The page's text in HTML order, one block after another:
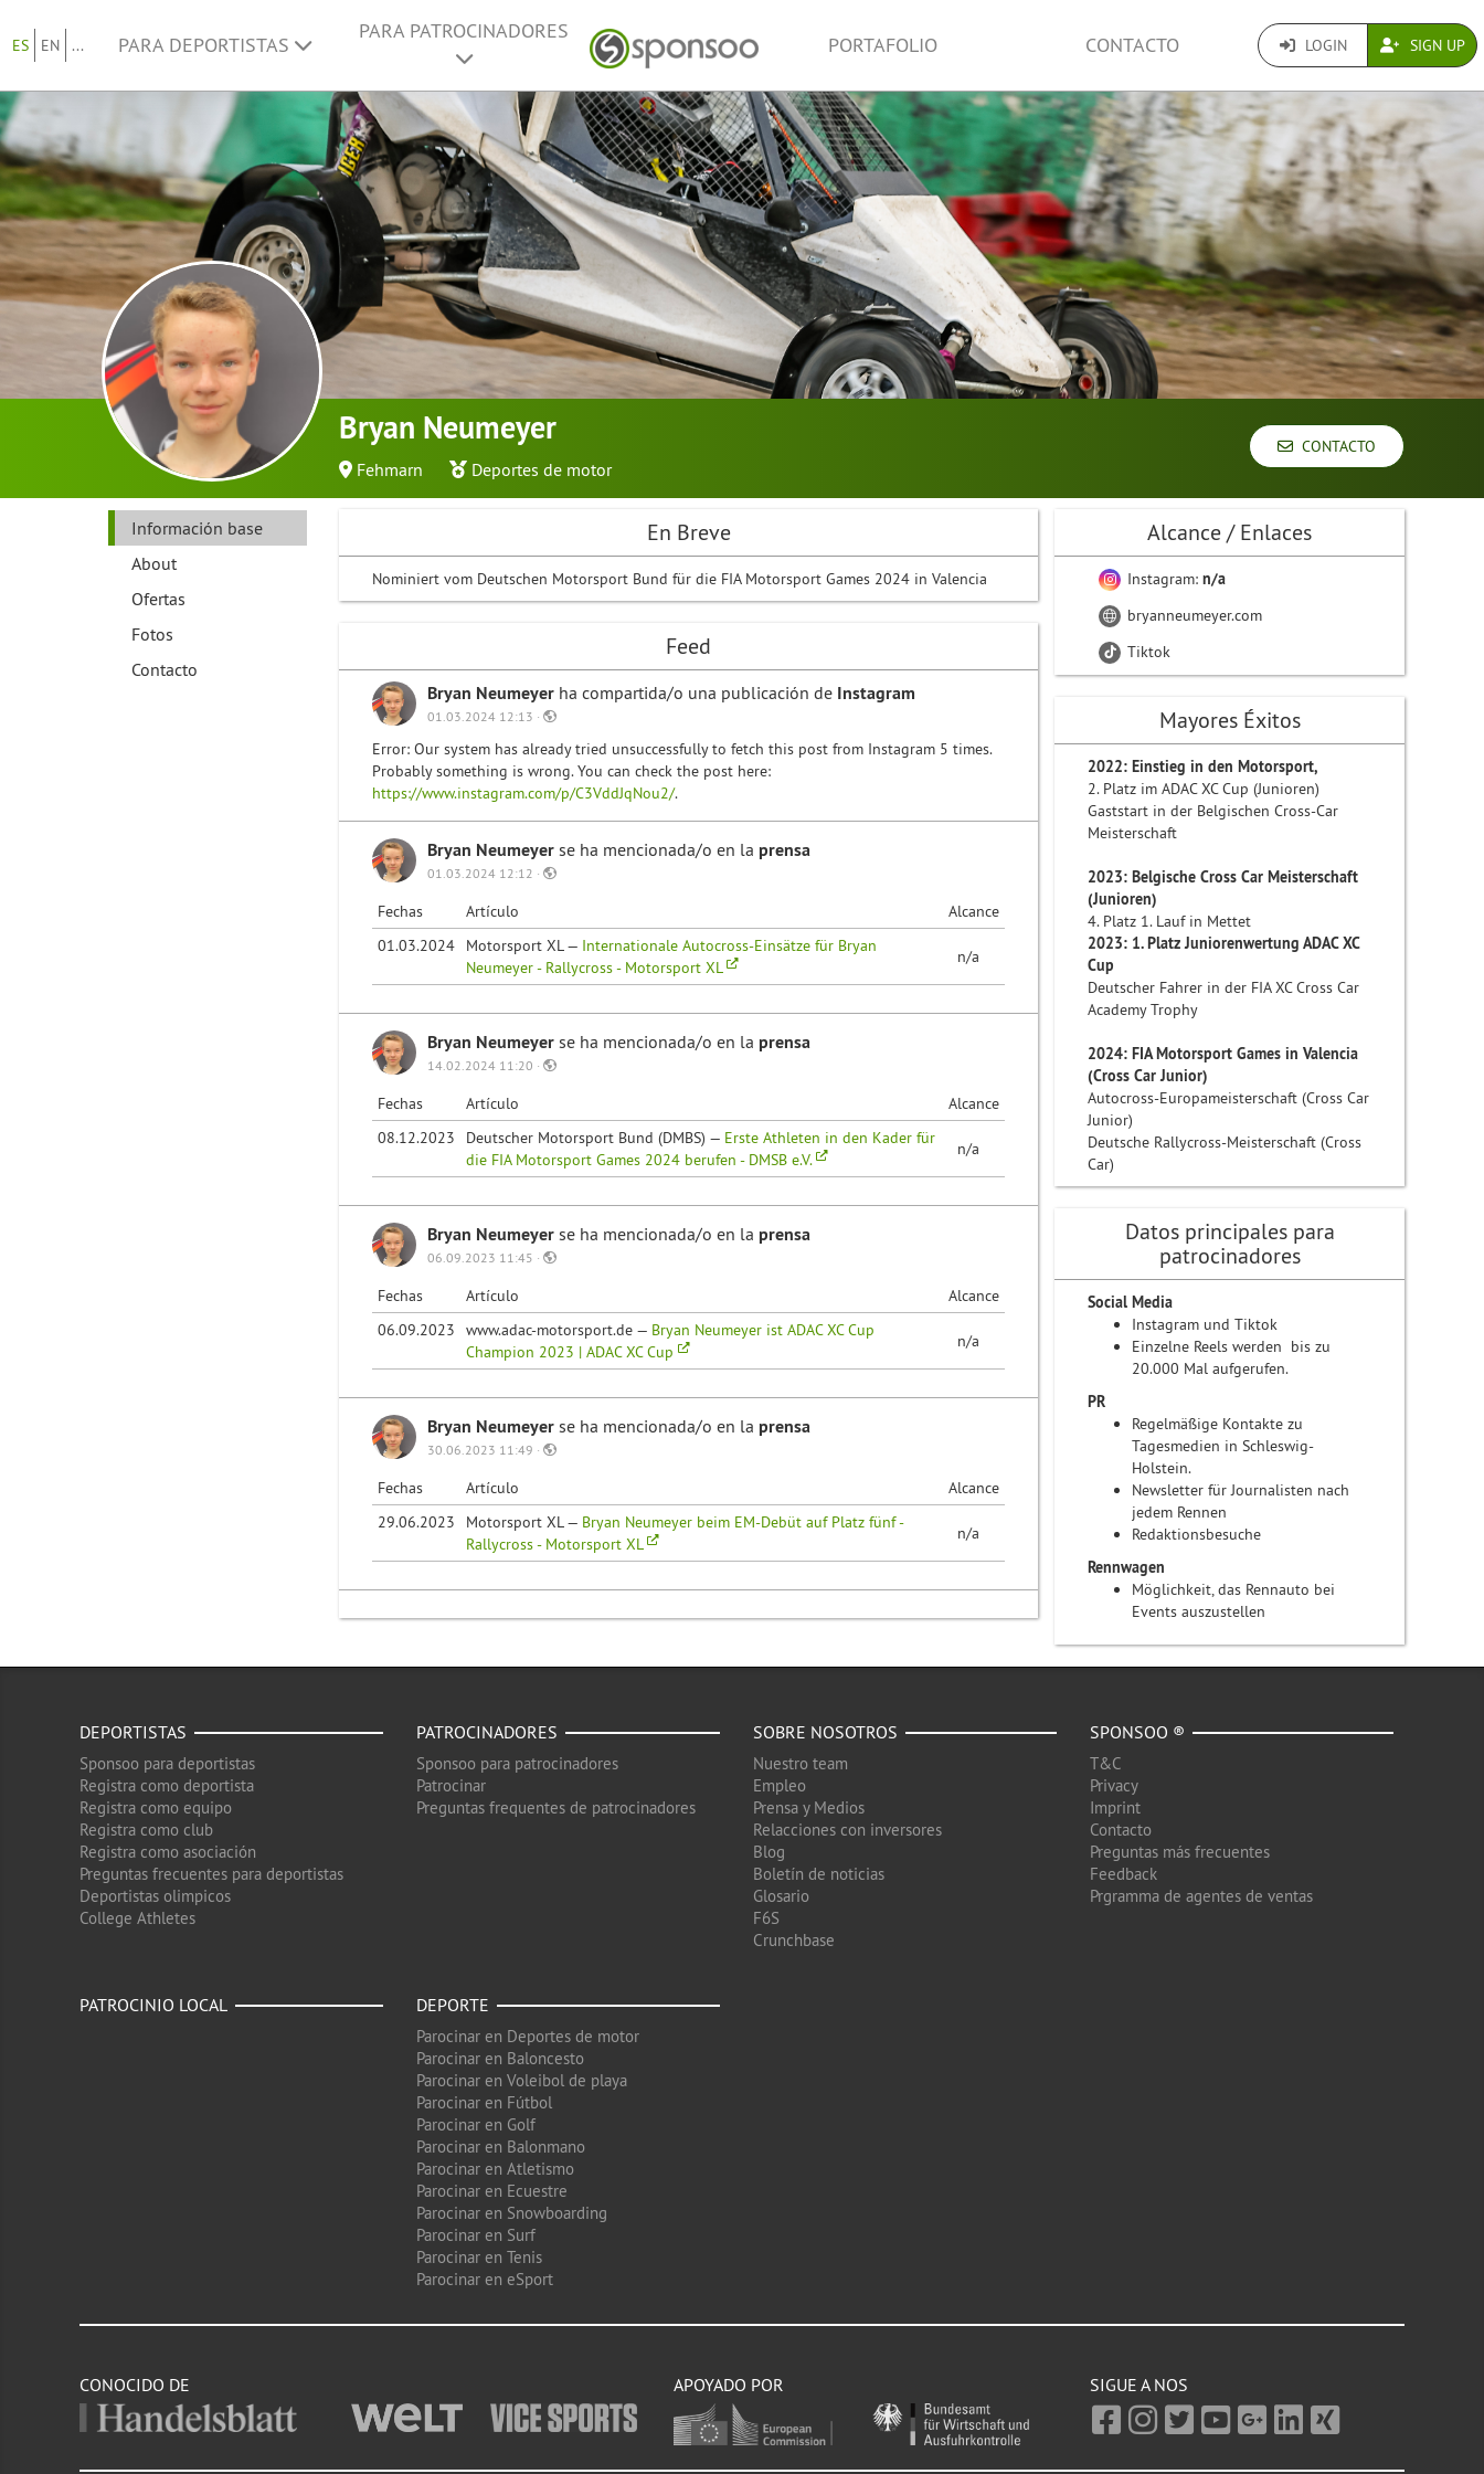
ES EN ... PARA DEPORTISTAS
PARA PATROCINADORES
PORTAFOLIO CONTACTO LOGIN SIGN UP
Bryan Neumeyer
Fehmarn Deportes de motor
CONTACTO
Información base
About
Ofertas
Fotos
Contacto
En Breve
Nominiert vom Deutschen Motorsport Bund für die FIA Motorsport Games 2024 in Valencia
Feed
Bryan Neumeyer ha compartida/o una publicación de Instagram
01.03.2024 12:13 ·
Error: Our system has already tried unsuccessfully to fetch this post from Instagram 5 times.
Probably something is wrong. You can check the post here:
https://www.instagram.com/p/C3VddJqNou2/.
Bryan Neumeyer se ha mencionada/o en la prensa
01.03.2024 12:12 ·
Fechas Artículo
Alcance
01.03.2024
Motorsport XL — Internationale Autocross-Einsätze für Bryan
Neumeyer - Rallycross - Motorsport XL
n/a
Bryan Neumeyer se ha mencionada/o en la prensa
14.02.2024 11:20 ·
Fechas Artículo
Alcance
08.12.2023
Deutscher Motorsport Bund (DMBS) — Erste Athleten in den Kader für
die FIA Motorsport Games 2024 berufen - DMSB e.V.
n/a
Bryan Neumeyer se ha mencionada/o en la prensa
06.09.2023 11:45 ·
Fechas Artículo
Alcance
06.09.2023
www.adac-motorsport.de — Bryan Neumeyer ist ADAC XC Cup
Champion 2023 | ADAC XC Cup
n/a
Bryan Neumeyer se ha mencionada/o en la prensa
30.06.2023 11:49 ·
Fechas Artículo
Alcance
29.06.2023
Motorsport XL — Bryan Neumeyer beim EM-Debüt auf Platz fünf -
Rallycross - Motorsport XL
n/a
Alcance / Enlaces
Instagram:n/a
bryanneumeyer.com
Tiktok
Mayores Éxitos
2022: Einstieg in den Motorsport,
2. Platz im ADAC XC Cup (Junioren)
Gaststart in der Belgischen Cross-Car
Meisterschaft
2023: Belgische Cross Car Meisterschaft
(Junioren)
4. Platz 1. Lauf in Mettet
2023: 1. Platz Juniorenwertung ADAC XC
Cup
Deutscher Fahrer in der FIA XC Cross Car
Academy Trophy
2024: FIA Motorsport Games in Valencia
(Cross Car Junior)
Autocross-Europameisterschaft (Cross Car
Junior)
Deutsche Rallycross-Meisterschaft (Cross
Car)
Datos principales para
patrocinadores
Social Media
Instagram und Tiktok
Einzelne Reels werden bis zu
20.000 Mal aufgerufen.
PR
Regelmäßige Kontakte zu
Tagesmedien in Schleswig-
Holstein.
Newsletter für Journalisten nach
jedem Rennen
Redaktionsbesuche
Rennwagen
Möglichkeit, das Rennauto bei
Events auszustellen
DEPORTISTAS
Sponsoo para deportistas
Registra como deportista
Registra como equipo
Registra como club
Registra como asociación
Preguntas frecuentes para deportistas
Deportistas olimpicos
College Athletes
PATROCINADORES
Sponsoo para patrocinadores
Patrocinar
Preguntas frequentes de patrocinadores
SOBRE NOSOTROS
Nuestro team
Empleo
Prensa y Medios
Relacciones con inversores
Blog
Boletín de noticias
Glosario
F6S
Crunchbase
SPONSOO ®
T&C
Privacy
Imprint
Contacto
Preguntas más frecuentes
Feedback
Prgramma de agentes de ventas
PATROCINIO LOCAL DEPORTE
Parocinar en Deportes de motor
Parocinar en Baloncesto
Parocinar en Voleibol de playa
Parocinar en Fútbol
Parocinar en Golf
Parocinar en Balonmano
Parocinar en Atletismo
Parocinar en Ecuestre
Parocinar en Snowboarding
Parocinar en Surf
Parocinar en Tenis
Parocinar en eSport
CONOCIDO DE APOYADO POR SIGUE A NOS